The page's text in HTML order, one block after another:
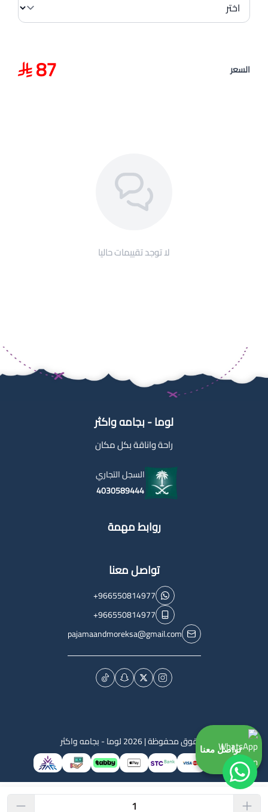
السعر 87
لا توجد تقييمات حاليا
لوما - بجامه واكثر
راحة واناقة بكل مكان
السجل التجاري
4030589444
روابط مهمة
تواصل معنا
+966550814977
+966550814977
pajamaandmoreksa@gmail.com
الحقوق محفوظة | 2026 لوما - بجامه واكثر
تواصل معنا